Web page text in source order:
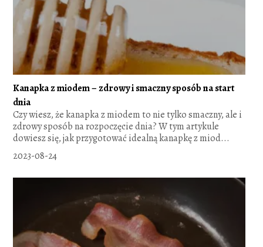
Kanapka z miodem – zdrowy i smaczny sposób na start
dnia
Czy wiesz, że kanapka z miodem to nie tylko smaczny, ale i
zdrowy sposób na rozpoczęcie dnia? W tym artykule
dowiesz się, jak przygotować idealną kanapkę z miod...
2023-08-24